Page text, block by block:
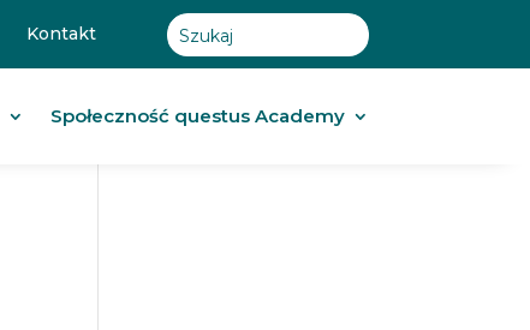
Kontakt
Społeczność questus Academy